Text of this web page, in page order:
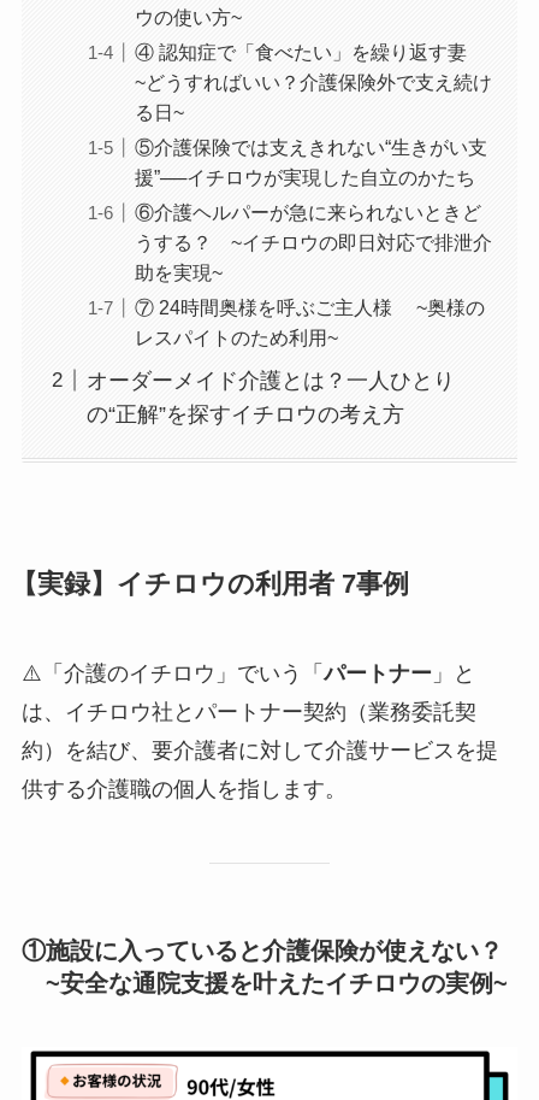
ウの使い方~
④ 認知症で「食べたい」を繰り返す妻
~どうすればいい？介護保険外で支え続け
る日~
⑤介護保険では支えきれない“生きがい支
援”──イチロウが実現した自立のかたち
⑥介護ヘルパーが急に来られないときど
うする？ ~イチロウの即日対応で排泄介
助を実現~
⑦ 24時間奥様を呼ぶご主人様 ~奥様の
レスパイトのため利用~
オーダーメイド介護とは？一人ひとり
の“正解”を探すイチロウの考え方
【実録】イチロウの利用者 7事例
⚠️「介護のイチロウ」でいう「パートナー 」と
は、イチロウ社とパートナー契約（業務委託契
約）を結び、要介護者に対して介護サービスを提
供する介護職の個人を指します。
①施設に入っていると介護保険が使えない？
~安全な通院支援を叶えたイチロウの実例~